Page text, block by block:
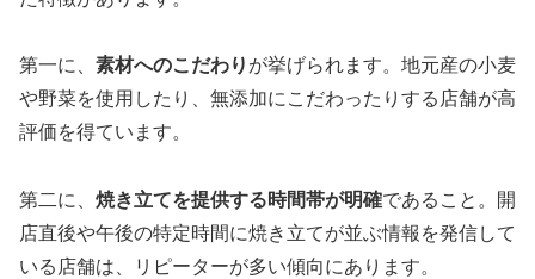
第一に、 素材へのこだわり が挙げられます。地元産の小麦
や野菜を使用したり、無添加にこだわったりする店舗が高
評価を得ています。
第二に、 焼き立てを提供する時間帯が明確であること。開
店直後や午後の特定時間に焼き立てが並ぶ情報を発信して
いる店舗は、リピーターが多い傾向にあります。